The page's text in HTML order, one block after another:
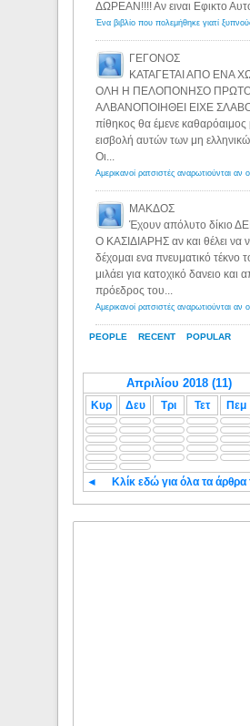
PEOPLE RECENT POPULAR
ΔΩΡΕΑΝ!!!! Αν ειναι Εφικτο
ΓΕΓΟΝΟΣ
ΚΑΤΑΓΕΤΑΙ ΑΠΟ ΕΝΑ
ΟΛΗ Η ΠΕΛΟΠΟΝΗΣΟ
ΑΛΒΑΝΟΠΟΙΗΘΕΙ ΕΙΧΕ
πίθηκος θα έμενε
εισβολή αυτών των μη
Οι...
ΜΑΚΔΟΣ
Έχουν απόλυτο δίκιο
Ο ΚΑΣΙΔΙΑΡΗΣ αν και θέλει να
δέχομαι ενα πνευματικό τέκνο
μιλάει για κατοχικό δανειο και
πρόεδρος του...
Κυρ Δευ Τρι Τετ Πεμ
◄ Κλίκ εδώ για όλα τα